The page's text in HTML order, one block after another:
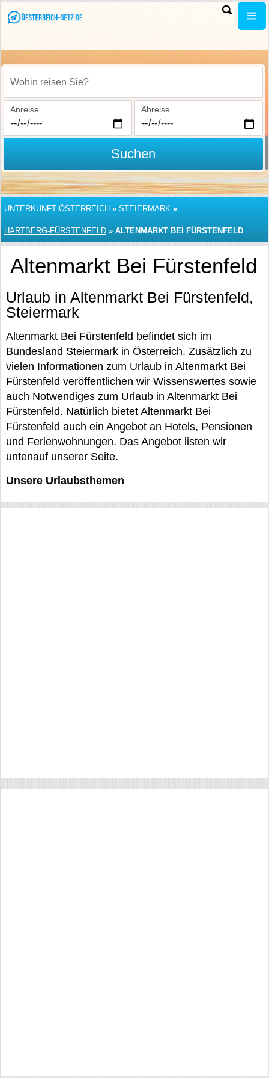
Wohin reisen Sie?
Anreise Abreise
Suchen
UNTERKUNFT ÖSTERREICH » STEIERMARK »
HARTBERG-FÜRSTENFELD » ALTENMARKT BEI FÜRSTENFELD
Altenmarkt Bei Fürstenfeld
Urlaub in Altenmarkt Bei Fürstenfeld,
Steiermark
Altenmarkt Bei Fürstenfeld befindet sich im
Bundesland Steiermark in Österreich. Zusätzlich zu
vielen Informationen zum Urlaub in Altenmarkt Bei
Fürstenfeld veröffentlichen wir Wissenswertes sowie
auch Notwendiges zum Urlaub in Altenmarkt Bei
Fürstenfeld. Natürlich bietet Altenmarkt Bei
Fürstenfeld auch ein Angebot an Hotels, Pensionen
und Ferienwohnungen. Das Angebot listen wir
untenauf unserer Seite.
Unsere Urlaubsthemen